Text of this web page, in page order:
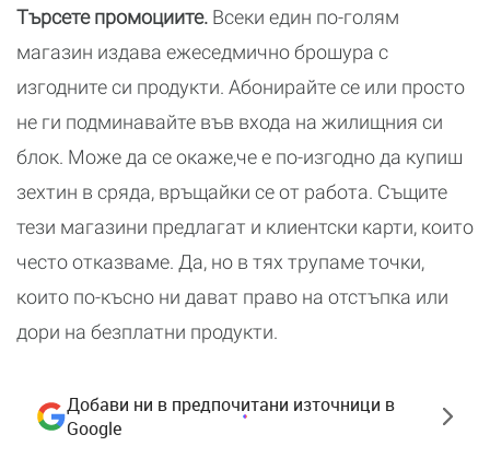
Търсете промоциите. Всеки един по-голям
магазин издава ежеседмично брошура с
изгодните си продукти. Абонирайте се или просто
не ги подминавайте във входа на жилищния си
блок. Може да се окаже,че е по-изгодно да купиш
зехтин в сряда, връщайки се от работа. Същите
тези магазини предлагат и клиентски карти, които
често отказваме. Да, но в тях трупаме точки,
които по-късно ни дават право на отстъпка или
дори на безплатни продукти.
Добави ни в предпочитани източници в
Google